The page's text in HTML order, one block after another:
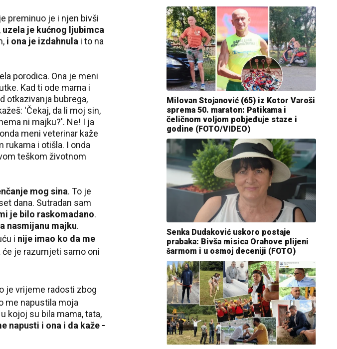
preminuo je i njen bivši
uzela je kućnog ljubimca
i ona je izdahnula i to na
porodica. Ona je meni
Kad ti ode mama i
otkazivanja bubrega,
'Čekaj, da li moj sin,
ni majku?'. Ne! I ja
meni veterinar kaže
rukama i otišla. I onda
teškom životnom
mog sina. To je
dana. Sutradan sam
je bilo raskomadano.
nasmijanu majku.
i nije imao ko da me
će je razumjeti samo oni
je vrijeme radosti zbog
me napustila moja
kojoj su bila mama, tata,
napusti i ona i da kaže -
Milovan Stojanović (65) iz Kotor Varoši
sprema 50. maraton: Patikama i
čeličnom voljom pobjeđuje staze i
godine (FOTO/VIDEO)
Senka Dudaković uskoro postaje
prabaka: Bivša misica Orahove plijeni
šarmom i u osmoj deceniji (FOTO)